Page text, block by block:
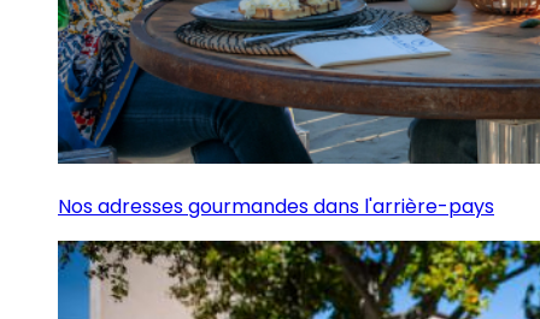
Nos adresses gourmandes dans l'arrière-pays